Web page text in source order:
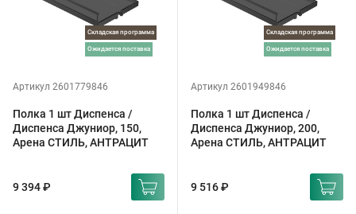
Складская программа
ожидается поставка
Артикул 2601779846
Полка 1 шт Диспенса /
Диспенса Джуниор, 150,
Арена СТИЛЬ, АНТРАЦИТ
9 394 ₽
Складская программа
ожидается поставка
Артикул 2601949846
Полка 1 шт Диспенса /
Диспенса Джуниор, 200,
Арена СТИЛЬ, АНТРАЦИТ
9 516 ₽